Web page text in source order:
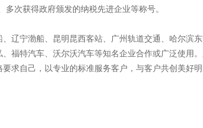
多次获得政府颁发的纳税先进企业等称号。
宁渤船、昆明昆西客站、广州轨道交通、哈尔滨
福特汽车、沃尔沃汽车等知名企业合作或广泛使用
求自己，以专业的标准服务客户，与客户共创美好明